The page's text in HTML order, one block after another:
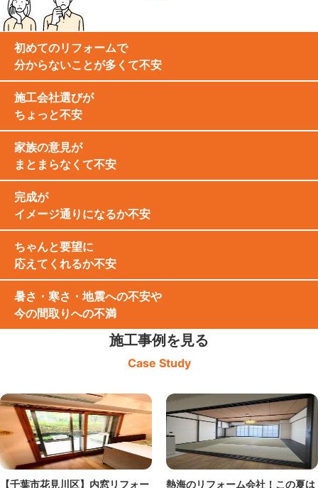
初めてのリフォームで
分からないことが多くて不安
施工会社選びが
ちょっと不安
家族の意見が
まとまらなくて不安
完成が
イメージ通りになるか不安
ちゃんと要望に
応えてくれるか不安
暑さ・寒さ・地震への不安や
今の間取りへの不満
施工事例を見る
Case Study
【千葉市花見川区】内窓リフォー
熱海のリフォーム会社！この夏は